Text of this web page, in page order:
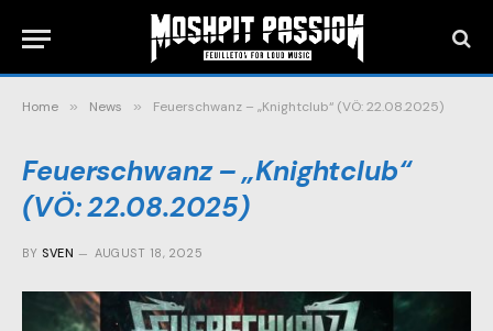
Home » News » Feuerschwanz – „Knightclub“ (VÖ: 22.08.2025)
Feuerschwanz – „Knightclub“
(VÖ: 22.08.2025)
BY SVEN AUGUST 18, 2025